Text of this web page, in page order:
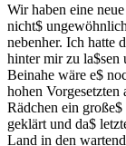
Wir haben eine
nicht$
nebenher. Ich hatte
hinter mir zu la$sen
Beinahe wäre e$
hohen
Rädchen ein
geklärt und da$
Land in den